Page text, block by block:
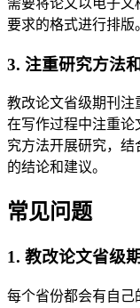
要求的格式进行排版
3. 注重研究方法
教改论文省级期刊注
在写作过程中注重论
究方法开展研究，
的结论和建议。
常见问题
1. 教改论文省级
每个省份都会有自己